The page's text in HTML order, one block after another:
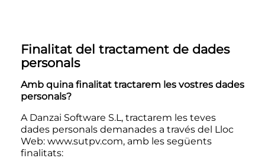
Finalitat del tractament de dades
personals
Amb quina finalitat tractarem les vostres dades
personals?
A Danzai Software S.L, tractarem les teves
dades personals demanades a través del Lloc
Web: www.sutpv.com, amb les següents
finalitats: